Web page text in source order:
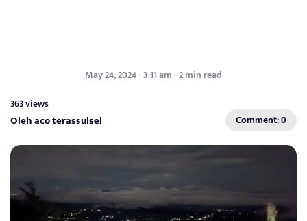
May 24, 2024 - 3:11 am - 2 min read
363 views
Oleh aco terassulsel Comment: 0